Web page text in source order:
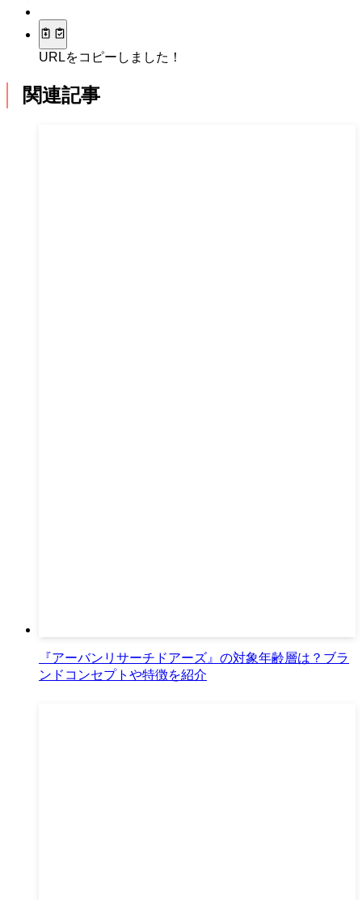
URLをコピーしました！
関連記事
『アーバンリサーチドアーズ』の対象年齢層は？ブラ
ンドコンセプトや特徴を紹介